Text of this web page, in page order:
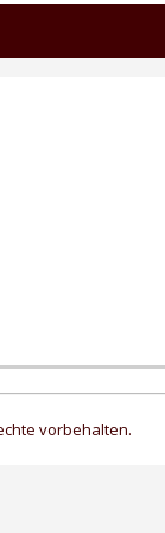
vorbehalten.